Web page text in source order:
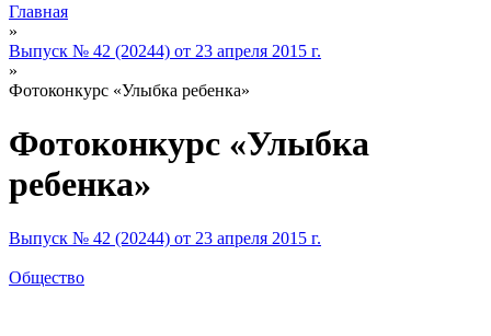
Главная
»
Выпуск № 42 (20244) от 23 апреля 2015 г.
»
Фотоконкурс «Улыбка ребенка»
Фотоконкурс «Улыбка
ребенка»
Выпуск № 42 (20244) от 23 апреля 2015 г.
Общество